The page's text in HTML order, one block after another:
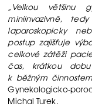
„Velkou většinu
miniinvazivně,
laparoskopicky
postup zajišťuje
celkové zátěži
čas, krátkou
k běžným
Gynekologicko-
Michal Turek.